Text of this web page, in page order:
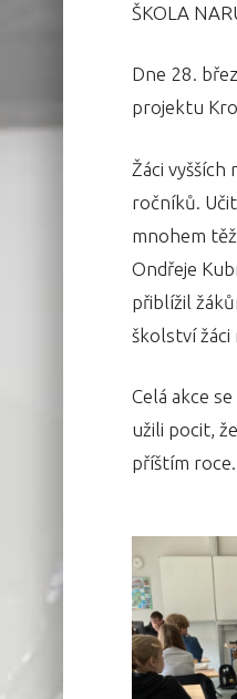
ŠKOLA
Dne 28.
projektu
Žáci vyšších
ročníků.
mnohem
Ondřeje
přiblížil
školství žáci
Celá akce
užili pocit,
příštím roce.